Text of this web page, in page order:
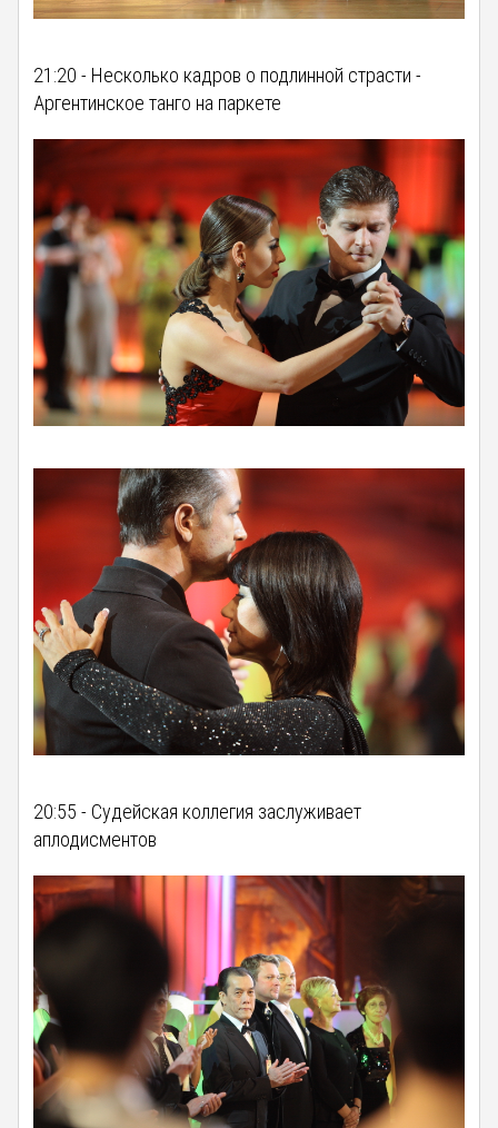
21:20 - Несколько кадров о подлинной страсти -
Аргентинское танго на паркете
20:55 - Cудейская коллегия заслуживает
аплодисментов